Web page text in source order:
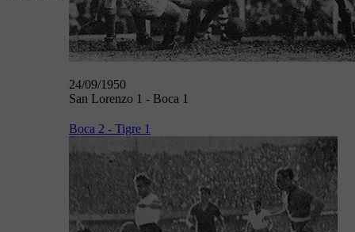
24/09/1950
San Lorenzo 1 - Boca 1
Boca 2 - Tigre 1